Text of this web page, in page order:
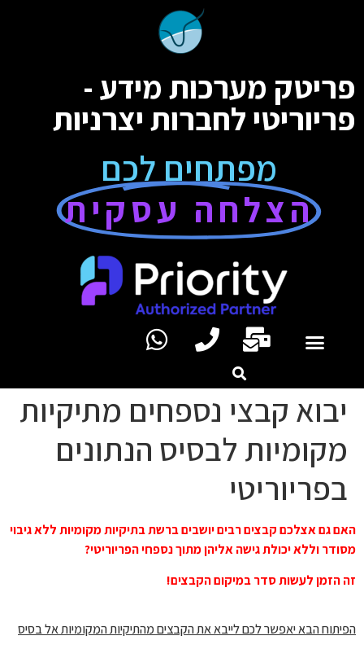
פריטק מערכות מידע -
פריוריטי לחברות יצרניות
מפתחים לכם
הצלחה עסקית
יבוא קבצי נספחים מתיקיות
מקומיות לבסיס הנתונים
בפריוריטי
האם גם אצלכם קבצים רבים יושבים ברשת בתיקיות מקומיות ללא גיבוי
מסודר וללא יכולת גישה אליהן מתוך נספחי הפריוריטי?
זה הזמן לעשות סדר במיקום הקבצים!
הפיתוח הבא יאפשר לכם לייבא את הקבצים מהתיקיות המקומיות אל בסיס